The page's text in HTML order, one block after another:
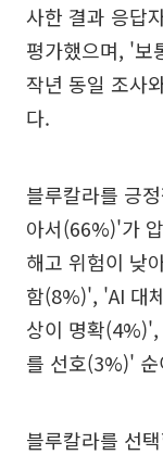
사한 결과 응답
평가했으며, '
작년 동일 조사
다.
블루칼라를 긍
아서(66%)'가
해고 위험이 낮
함(8%)', 'AI 대
상이 명확
를 선호(3%)' 순
블루칼라를 선